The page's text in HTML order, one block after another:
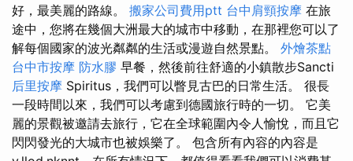
好，最美麗的路線。 搬家公司費用ptt 台中肩頸按摩 在旅
途中，您將在幾個大洲最大的城市中移動，在那裡您可以了
解每個國家的波光粼粼的生活或漫遊自然景點。 外燴茶點
台中市按摩 防水膠 早餐，然後前往舒適的小鎮散步Sancti
后里按摩 Spiritus，我們可以瞥見古巴的日常生活。 很長
一段時間以來，我們可以考慮到德國旅行時的一切。 它美
麗的景觀被邀請去旅行，它在全球範圍內令人愉悅，而且它
閃閃發光的大城市也被娛樂了。 包含所有內容的內容是